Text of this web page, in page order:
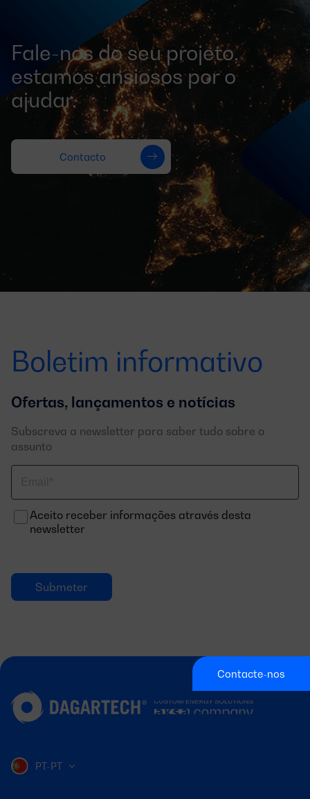
Fale-nos do seu projeto,
estamos ansiosos por o
ajudar.
Contacto
Boletim informativo
Ofertas, lançamentos e notícias
Subscreva a newsletter para saber tudo sobre o
assunto
electrónico
Aceito receber informações através desta
newsletter
Contacte-nos
PT-PT